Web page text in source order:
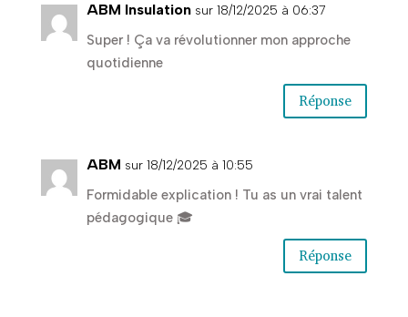
ABM Insulation sur 18/12/2025 à 06:37
Super ! Ça va révolutionner mon approche
quotidienne
Réponse
ABM sur 18/12/2025 à 10:55
Formidable explication ! Tu as un vrai talent
pédagogique 🎓
Réponse